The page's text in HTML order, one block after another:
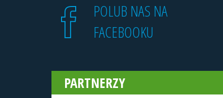
POLUB NAS NA
FACEBOOKU
PARTNERZY